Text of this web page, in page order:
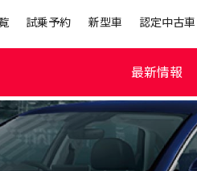
試乗予約 新型車 認定中古車
最新情報